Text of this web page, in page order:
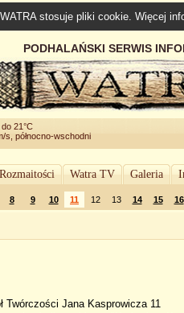
stosuje pliki cookie. Więcej
PODHALAŃSKI SERWIS
21°C
s, północno-wschodni
Rozmaitości Watra TV Galeria
8 9 10 11 12 13 14 15 16
Twórczości Jana Kasprowicza 11